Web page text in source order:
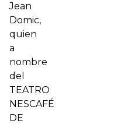
Jean
Domic,
quien
a
nombre
del
TEATRO
NESCAFÉ
DE